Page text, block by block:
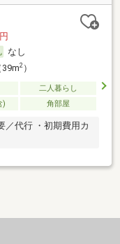
なし
39m2）
二人暮らし
) 角部屋
／代行 ・初期費用カ